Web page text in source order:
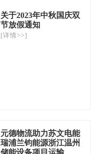
关于2023年中秋国庆双
节放假通知
[详情>>]
元德物流助力苏文电能
瑞浦兰钧能源浙江温州
储能设备项目运输